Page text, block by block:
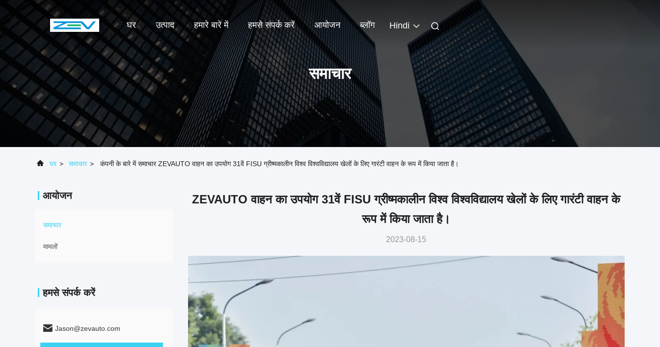
घर उत्पाद हमारे बारे में हमसे संपर्क करें आयोजन ब्लॉग Hindi
समाचार
घर > समाचार > कंपनी के बारे में समाचार ZEVAUTO वाहन का उपयोग 31वें FISU ग्रीष्मकालीन विश्व विश्वविद्यालय खेलों के लिए गारंटी वाहन के रूप में किया जाता है।
आयोजन
समाचार
मामलों
हमसे संपर्क करें
Jason@zevauto.com
ZEVAUTO वाहन का उपयोग 31वें FISU ग्रीष्मकालीन विश्व विश्वविद्यालय खेलों के लिए गारंटी वाहन के
रूप में किया जाता है।
2023-08-15